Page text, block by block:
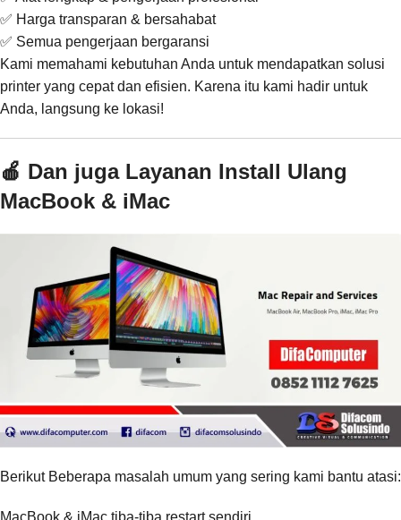
✅ Harga transparan & bersahabat
✅ Semua pengerjaan bergaransi
Kami memahami kebutuhan Anda untuk mendapatkan solusi
printer yang cepat dan efisien. Karena itu kami hadir untuk
Anda, langsung ke lokasi!
🍎 Dan juga Layanan Install Ulang
MacBook & iMac
Berikut Beberapa masalah umum yang sering kami bantu atasi: